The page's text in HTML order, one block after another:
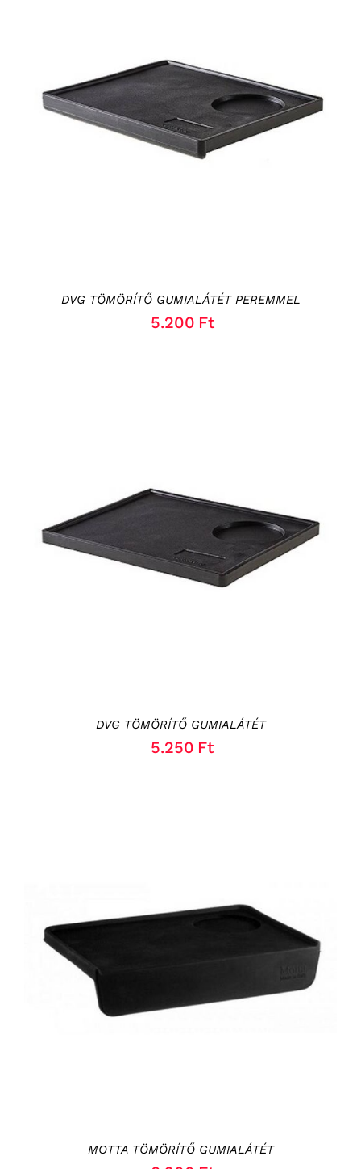
KOSÁRBA TESZEM RÉSZLETEK
DVG TÖMÖRÍTŐ GUMIALÁTÉT PEREMMEL
5.200 Ft
KOSÁRBA TESZEM RÉSZLETEK
DVG TÖMÖRÍTŐ GUMIALÁTÉT
5.250 Ft
KOSÁRBA TESZEM
MOTTA TÖMÖRÍTŐ GUMIALÁTÉT